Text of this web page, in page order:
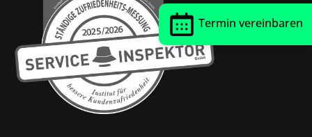
Termin vereinbaren